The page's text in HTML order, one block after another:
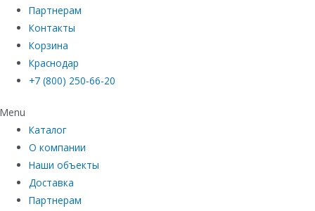
Партнерам
Контакты
Корзина
Краснодар
+7 (800) 250-66-20
Menu
Каталог
О компании
Наши объекты
Доставка
Партнерам